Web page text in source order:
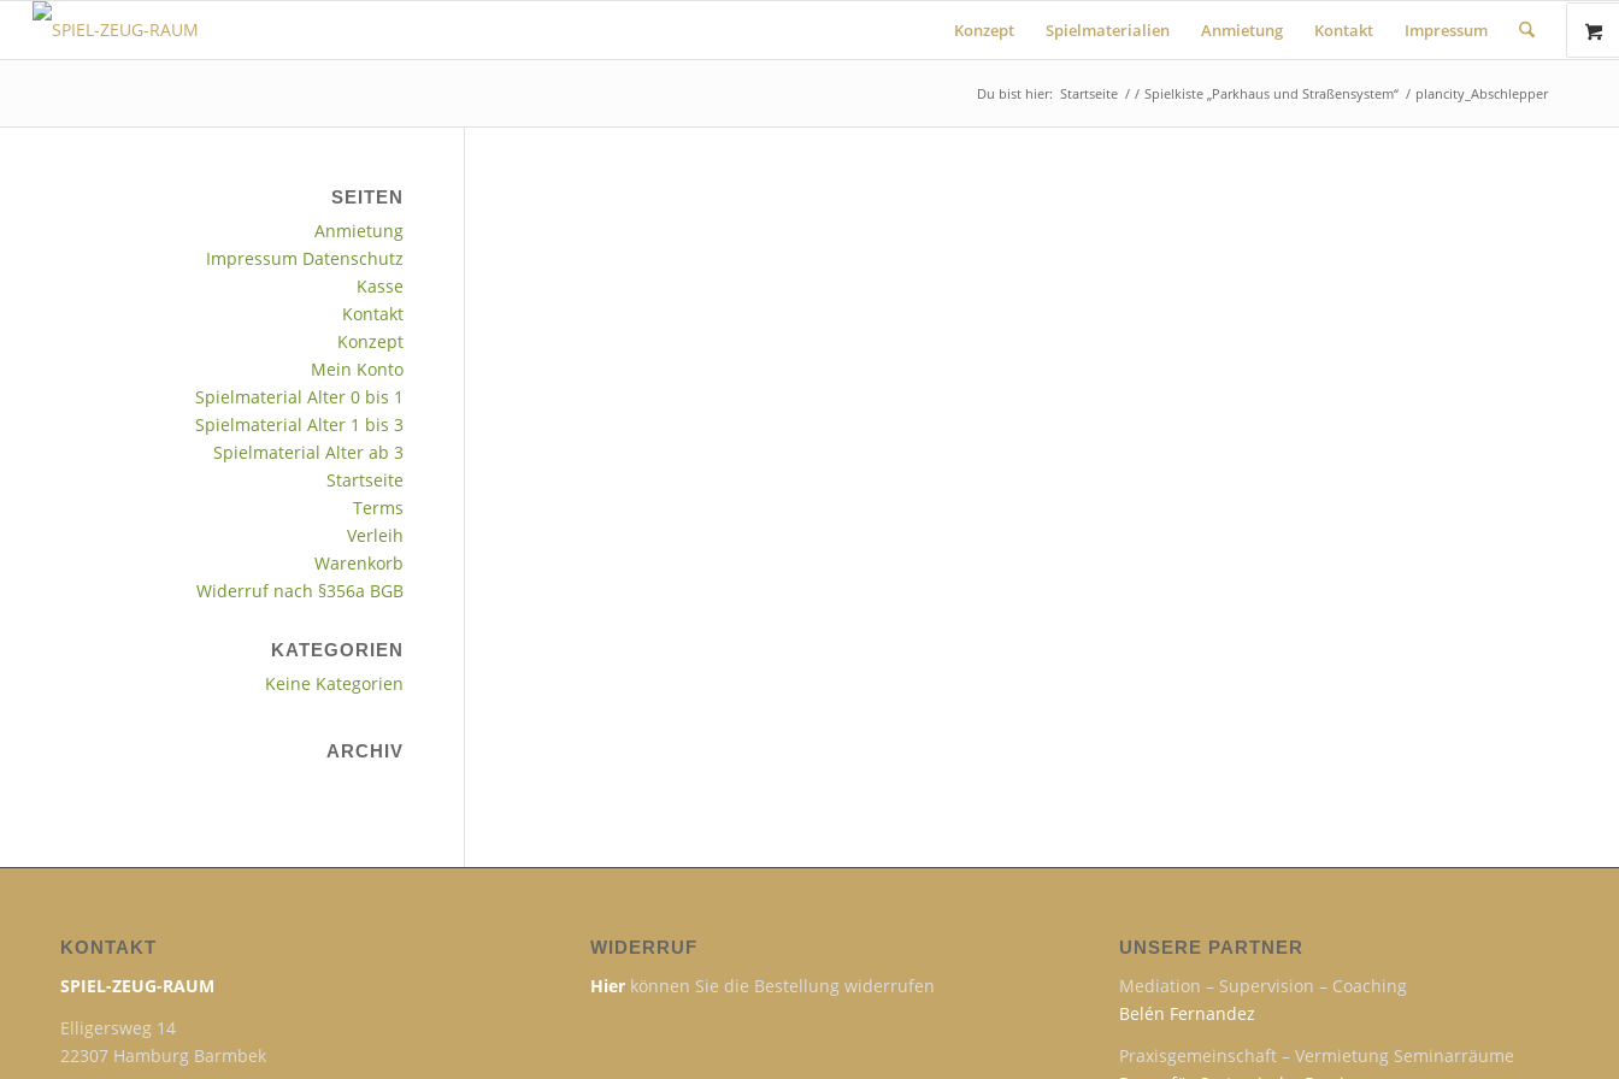
Konzept Spielmaterialien Anmietung Kontakt Impressum
Du bist hier: Startseite / / Spielkiste „Parkhaus und Straßensystem“ / plancity_Abschlepper
SEITEN
Anmietung
Impressum Datenschutz
Kasse
Kontakt
Konzept
Mein Konto
Spielmaterial Alter 0 bis 1
Spielmaterial Alter 1 bis 3
Spielmaterial Alter ab 3
Startseite
Terms
Verleih
Warenkorb
Widerruf nach §356a BGB
KATEGORIEN
Keine Kategorien
ARCHIV
KONTAKT
SPIEL-ZEUG-RAUM
Elligersweg 14
22307 Hamburg Barmbek
WIDERRUF
Hierkönnen Sie die Bestellung widerrufen
UNSERE PARTNER
Mediation – Supervision – Coaching
Belén Fernandez
Praxisgemeinschaft – Vermietung Seminarräume